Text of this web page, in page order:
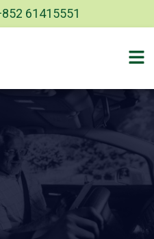
61415551